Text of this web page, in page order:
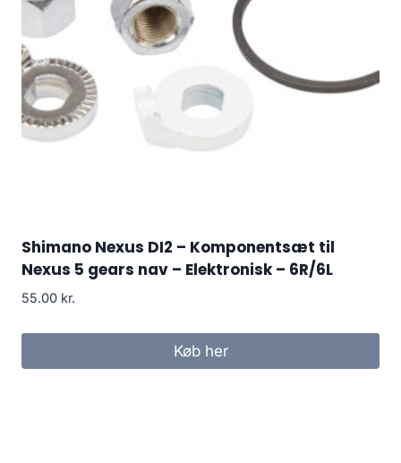
Shimano Nexus DI2 – Komponentsæt til
Nexus 5 gears nav – Elektronisk – 6R/6L
55.00 kr.
Køb her